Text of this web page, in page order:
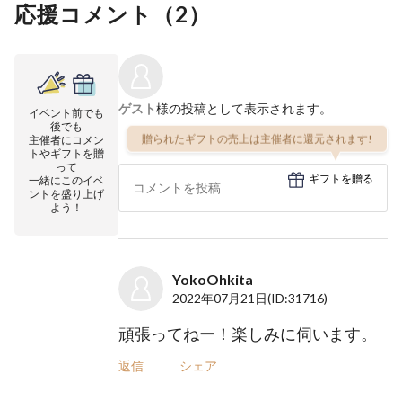
応援コメント（2）
イベント前でも
後でも
主催者にコメン
トやギフトを贈
って
一緒にこのイベ
ントを盛り上げ
よう！
ゲスト様の投稿として表示されます。
贈られたギフトの売上は主催者に還元されます!
ギフトを贈る
YokoOhkita
2022年07月21日(ID:31716)
頑張ってねー！楽しみに伺います。
返信 シェア